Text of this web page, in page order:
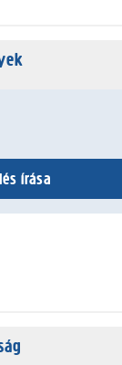
írása